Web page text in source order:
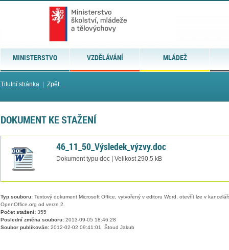
MINISTERSTVO VZDĚLÁVÁNÍ MLÁDEŽ
Titulní stránka| Zpět
DOKUMENT KE STAŽENÍ
46_11_50_Výsledek_výzvy.doc
Dokument typu doc | Velikost 290,5 kB
Typ souboru:Textový dokument Microsoft Office, vytvořený v editoru Word, otevřít lze v
OpenOffice.org od verze 2.
Počet stažení:355
Poslední změna souboru:2013-09-05 18:46:28
Soubor publikován:2012-02-02 09:41:01, Štoud Jakub